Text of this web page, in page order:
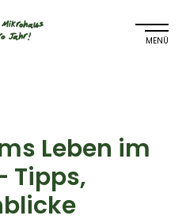
Jahr!
Leben im
Tipps,